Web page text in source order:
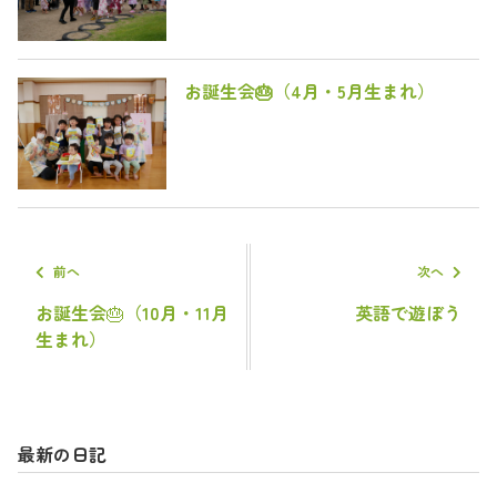
お誕生会🎂（4月・5月生まれ）
前へ
お誕生会🎂（10月・11月
生まれ）
次へ
英語で遊ぼう
最新の日記